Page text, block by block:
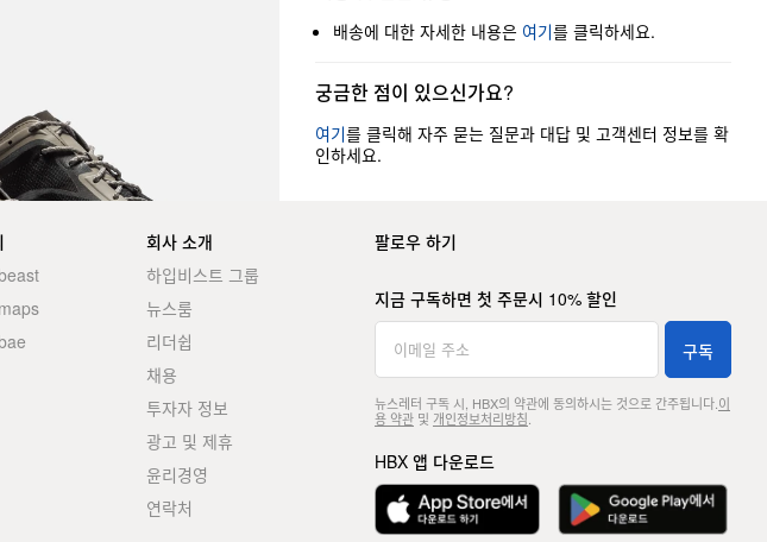
배송에 대한 자세한 내용은 여기를 클릭하세요.
궁금한 점이 있으신가요?
여기를 클릭해 자주 묻는 질문과 대답 및 고객센터 정보를 확
인하세요.
회사 소개
하입비스트 그룹
뉴스룸
리더쉽
채용
투자자 정보
광고 및 제휴
윤리경영
연락처
팔로우 하기
지금 구독하면 첫 주문시 10% 할인
구독
뉴스레터 구독 시, HBX의 약관에 동의하시는 것으로 간주됩니다. 이
용 약관및 개인정보처리방침
HBX 앱 다운로드